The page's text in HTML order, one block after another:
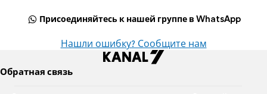
Присоединяйтесь к нашей группе в WhatsApp
Нашли ошибку? Сообщите нам
Обратная связь